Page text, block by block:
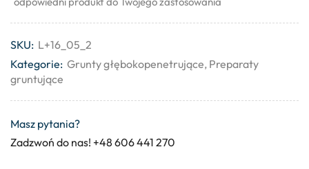
SKU: L+16_05_2
Kategorie: Grunty głębokopenetrujące, Preparaty
gruntujące
Masz pytania?
Zadzwoń do nas! +48 606 441 270